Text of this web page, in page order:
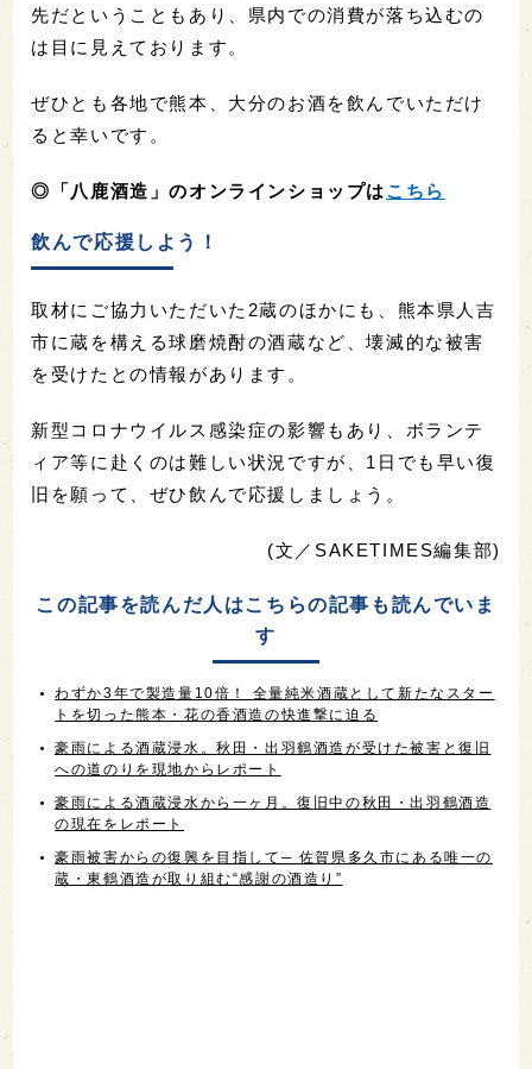
先だということもあり、県内での消費が落ち込むの
は目に見えております。
ぜひとも各地で熊本、大分のお酒を飲んでいただけ
ると幸いです。
◎「八鹿酒造」のオンラインショップはこちら
飲んで応援しよう！
取材にご協力いただいた2蔵のほかにも、熊本県人吉
市に蔵を構える球磨焼酎の酒蔵など、壊滅的な被害
を受けたとの情報があります。
新型コロナウイルス感染症の影響もあり、ボランテ
ィア等に赴くのは難しい状況ですが、1日でも早い復
旧を願って、ぜひ飲んで応援しましょう。
(文／SAKETIMES編集部)
この記事を読んだ人はこちらの記事も読んでいま
す
わずか3年で製造量10倍！ 全量純米酒蔵として新たなスター
トを切った熊本・花の香酒造の快進撃に迫る
豪雨による酒蔵浸水。秋田・出羽鶴酒造が受けた被害と復旧
への道のりを現地からレポート
豪雨による酒蔵浸水から一ヶ月。復旧中の秋田・出羽鶴酒造
の現在をレポート
豪雨被害からの復興を目指して─ 佐賀県多久市にある唯一の
蔵・東鶴酒造が取り組む“感謝の酒造り”